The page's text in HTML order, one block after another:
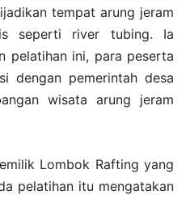
tempat arung jeram
seperti river tubing. Ia
pelatihan ini, para peserta
dengan pemerintah desa
wisata arung jeram
Lombok Rafting yang
pelatihan itu mengatakan